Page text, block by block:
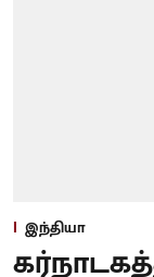
இந்தியா